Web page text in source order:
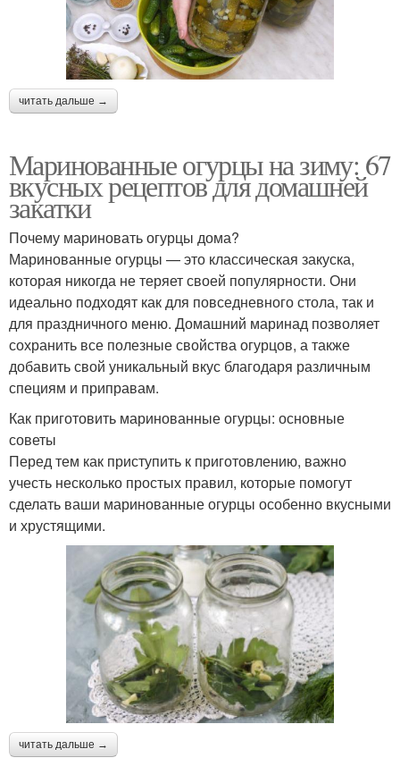
читать дальше →
Маринованные огурцы на зиму: 67
вкусных рецептов для домашней
закатки
Почему мариновать огурцы дома?
Маринованные огурцы — это классическая закуска,
которая никогда не теряет своей популярности. Они
идеально подходят как для повседневного стола, так и
для праздничного меню. Домашний маринад позволяет
сохранить все полезные свойства огурцов, а также
добавить свой уникальный вкус благодаря различным
специям и приправам.
Как приготовить маринованные огурцы: основные
советы
Перед тем как приступить к приготовлению, важно
учесть несколько простых правил, которые помогут
сделать ваши маринованные огурцы особенно вкусными
и хрустящими.
читать дальше →